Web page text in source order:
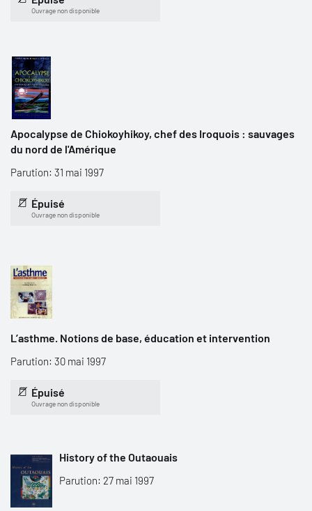
Ouvrage non disponible
Apocalypse de Chiokoyhikoy, chef des Iroquois : sauvages
du nord de l'Amérique
Parution: 31 mai 1997
Épuisé
Ouvrage non disponible
L’asthme. Notions de base, éducation et intervention
Parution: 30 mai 1997
Épuisé
Ouvrage non disponible
History of the Outaouais
Parution: 27 mai 1997